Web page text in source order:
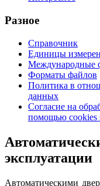
Разное
Справочник
Единицы
Международные
Форматы файлов
Политика в
данных
Согласие на
помощью cookies
эксплуатации
Автоматическими